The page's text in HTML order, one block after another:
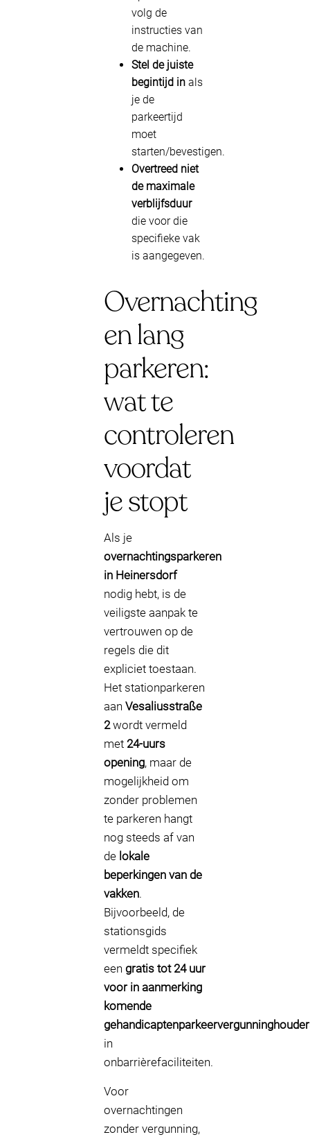
volg de
instructies van
de machine.
Stel de juiste
begintijd in als
je de
parkeertijd
moet
starten/bevestigen.
Overtreed niet
de maximale
verblijfsduur
die voor die
specifieke vak
is aangegeven.
Overnachting
en lang
parkeren:
wat te
controleren
voordat
je stopt
Als je
overnachtingsparkeren
in Heinersdorf
nodig hebt, is de
veiligste aanpak te
vertrouwen op de
regels die dit
expliciet toestaan.
Het stationparkeren
aan Vesaliusstraße
2wordt vermeld
met 24-uurs
opening, maar de
mogelijkheid om
zonder problemen
te parkeren hangt
nog steeds af van
de lokale
beperkingen van de
vakken.
Bijvoorbeeld, de
stationsgids
vermeldt specifiek
een gratis tot 24 uur
voor in aanmerking
komende
in
onbarrièrefaciliteiten.
Voor
overnachtingen
zonder vergunning,